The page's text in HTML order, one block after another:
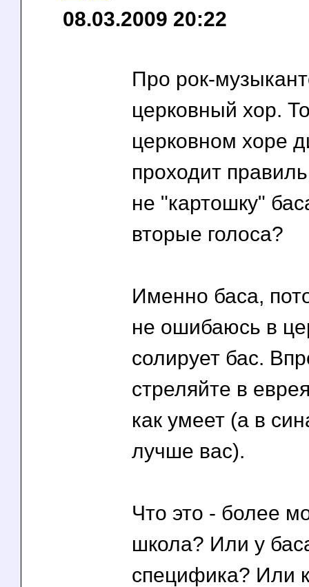
08.03.2009 20:22
Про рок-
церковный хор.
церковном хоре
проходит
не "картошку"
вторые голоса?
Именно баса,
не ошибаюсь в
солирует бас.
стреляйте в
как умеет (а в
лучше вас).
Что это - более
школа? Или у
специфика? Или